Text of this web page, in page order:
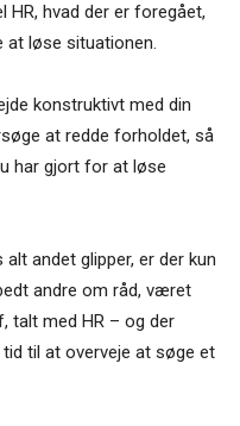
hvad der er foregået,
løse situationen.
konstruktivt med din
at redde forholdet, så
har gjort for at løse
alt andet glipper, er der kun
andre om råd, været
talt med HR – og der
til at overveje at søge et